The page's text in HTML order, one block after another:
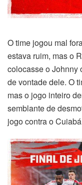
O time jogou mal
estava ruim, mas o
colocasse o Johnny
de vontade dele. O
mas o jogo inteiro
semblante de
jogo contra o